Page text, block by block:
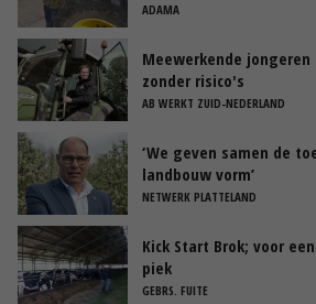
ADAMA
Meewerkende
zonder risico's
AB WERKT ZUID-NEDERLAND
‘We geven samen de
landbouw vorm’
NETWERK PLATTELAND
Kick Start Brok; voor
piek
GEBRS. FUITE